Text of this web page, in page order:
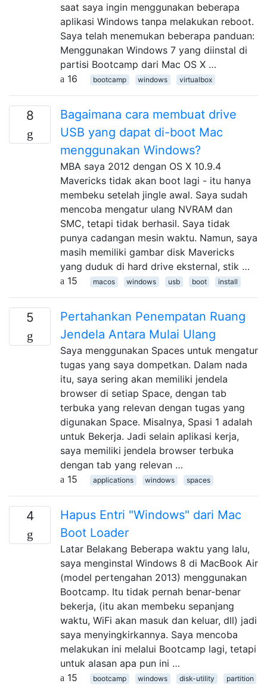
saat saya ingin menggunakan beberapa
aplikasi Windows tanpa melakukan reboot.
Saya telah menemukan beberapa panduan:
Menggunakan Windows 7 yang diinstal di
partisi Bootcamp dari Mac OS X …
16
bootcamp windows virtualbox
8
Bagaimana cara membuat drive
USB yang dapat di-boot Mac
menggunakan Windows?
MBA saya 2012 dengan OS X 10.9.4
Mavericks tidak akan boot lagi - itu hanya
membeku setelah jingle awal. Saya sudah
mencoba mengatur ulang NVRAM dan
SMC, tetapi tidak berhasil. Saya tidak
punya cadangan mesin waktu. Namun, saya
masih memiliki gambar disk Mavericks
yang duduk di hard drive eksternal, stik …
15
macos windows usb boot install
5
Pertahankan Penempatan Ruang
Jendela Antara Mulai Ulang
Saya menggunakan Spaces untuk mengatur
tugas yang saya dompetkan. Dalam nada
itu, saya sering akan memiliki jendela
browser di setiap Space, dengan tab
terbuka yang relevan dengan tugas yang
digunakan Space. Misalnya, Spasi 1 adalah
untuk Bekerja. Jadi selain aplikasi kerja,
saya memiliki jendela browser terbuka
dengan tab yang relevan …
15
applications windows spaces
4
Hapus Entri "Windows" dari Mac
Boot Loader
Latar Belakang Beberapa waktu yang lalu,
saya menginstal Windows 8 di MacBook Air
(model pertengahan 2013) menggunakan
Bootcamp. Itu tidak pernah benar-benar
bekerja, (itu akan membeku sepanjang
waktu, WiFi akan masuk dan keluar, dll) jadi
saya menyingkirkannya. Saya mencoba
melakukan ini melalui Bootcamp lagi, tetapi
untuk alasan apa pun ini …
15
bootcamp windows disk-utility partition